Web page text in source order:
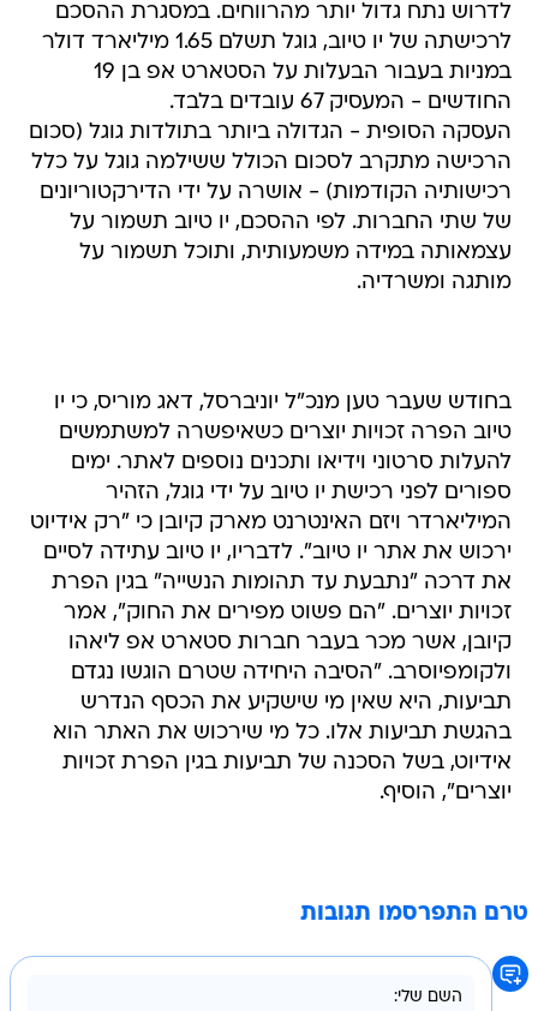
לדרוש נתח גדול יותר מהרווחים. במסגרת ההסכם
לרכישתה של יו טיוב, גוגל תשלם 1.65 מיליארד דולר
במניות בעבור הבעלות על הסטארט אפ בן 19
החודשים - המעסיק 67 עובדים בלבד.
העסקה הסופית - הגדולה ביותר בתולדות גוגל (סכום
הרכישה מתקרב לסכום הכולל ששילמה גוגל על כלל
רכישותיה הקודמות) - אושרה על ידי הדירקטוריונים
של שתי החברות. לפי ההסכם, יו טיוב תשמור על
עצמאותה במידה משמעותית, ותוכל תשמור על
מותגה ומשרדיה.
בחודש שעבר טען מנכ"ל יוניברסל, דאג מוריס, כי יו
טיוב הפרה זכויות יוצרים כשאיפשרה למשתמשים
להעלות סרטוני וידיאו ותכנים נוספים לאתר. ימים
ספורים לפני רכישת יו טיוב על ידי גוגל, הזהיר
המיליארדר ויזם האינטרנט מארק קיובן כי "רק אידיוט
ירכוש את אתר יו טיוב". לדבריו, יו טיוב עתידה לסיים
את דרכה "נתבעת עד תהומות הנשייה" בגין הפרת
זכויות יוצרים. "הם פשוט מפירים את החוק", אמר
קיובן, אשר מכר בעבר חברות סטארט אפ ליאהו
ולקומפיוסרב. "הסיבה היחידה שטרם הוגשו נגדם
תביעות, היא שאין מי שישקיע את הכסף הנדרש
בהגשת תביעות אלו. כל מי שירכוש את האתר הוא
אידיוט, בשל הסכנה של תביעות בגין הפרת זכויות
יוצרים", הוסיף.
טרם התפרסמו תגובות